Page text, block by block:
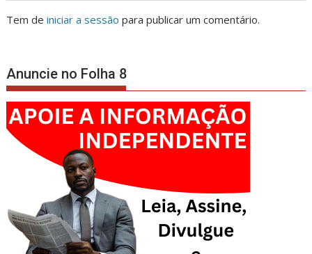
Tem deiniciar a sessão para publicar um comentário.
Anuncie no Folha 8